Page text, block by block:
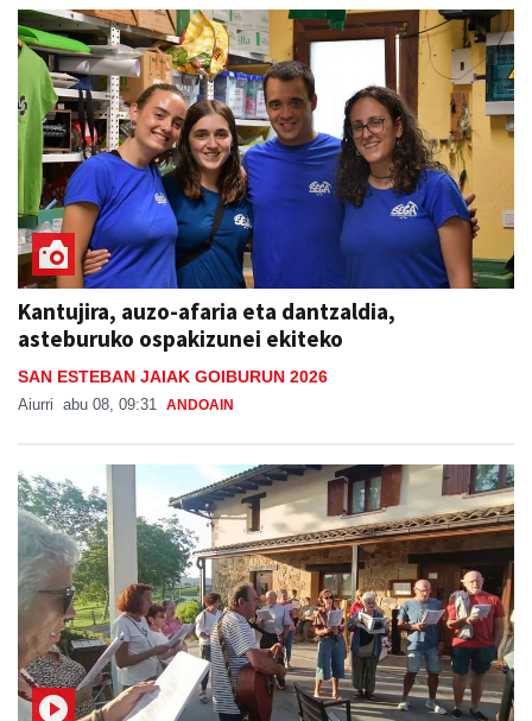
Kantujira, auzo-afaria eta dantzaldia,
asteburuko ospakizunei ekiteko
SAN ESTEBAN JAIAK GOIBURUN 2026
Aiurri abu 08, 09:31 ANDOAIN